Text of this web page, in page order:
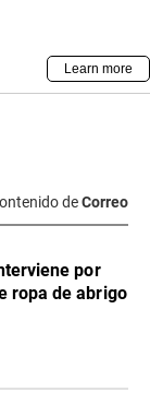
deCorreo
por
ropa de abrigo